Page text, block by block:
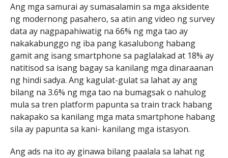
Ang mga samurai ay sumasalamin sa mga aksidente
ng modernong pasahero, sa atin ang video ng survey
data ay nagpapahiwatig na 66% ng mga tao ay
nakakabunggo ng iba pang kasalubong habang
gamit ang isang smartphone sa paglalakad at 18% ay
natitisod sa isang bagay sa kanilang mga dinaraanan
ng hindi sadya. Ang kagulat-gulat sa lahat ay ang
bilang na 3.6% ng mga tao na bumagsak o nahulog
mula sa tren platform papunta sa train track habang
nakapako sa kanilang mga mata smartphone habang
sila ay papunta sa kani- kanilang mga istasyon.
Ang ads na ito ay ginawa bilang paalala sa lahat ng